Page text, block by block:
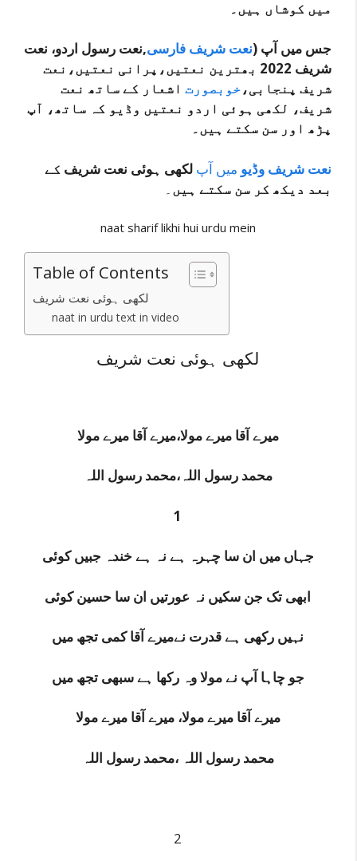
میں کوشاں ہیں۔
جس میں آپ (نعت شریف فارسی,نعت رسول اردو، نعت
شریف 2022 بھترین نعتیں،پرانی نعتیں،نعت
شریف پنجابی،خوبصورت اشعار کے ساتھ نعت
شریف، لکھی ہوئی اردو نعتیں وڈیو کہ ساتھ، آپ
پڑھ اور سن سکتے ہیں۔
نعت شریف وڈیو میں آپ لکھی ہوئی نعت شریف کے
بعد دیکھ کر سن سکتے ہیں۔
naat sharif likhi hui urdu mein
Table of Contents
لکھی ہوئی نعت شریف
naat in urdu text in video
لکھی ہوئی نعت شریف
میرے آقا میرے مولا،میرے آقا میرے مولا
محمد رسول اللہ،محمد رسول اللہ
1
جہاں میں‌ ان سا چہرہ ہے نہ ہے خندہ جبیں کوئی
ابھی تک جن سکیں نہ عورتیں ان سا حسین کوئی
نہیں رکھی ہے قدرت نےمیرے آقا کمی تجھ میں
جو چاہا آپ نے مولا وہ رکھا ہے سبھی تجھ میں
میرے آقا میرے مولا، میرے آقا میرے مولا
محمد رسول اللہ ،محمد رسول اللہ
2